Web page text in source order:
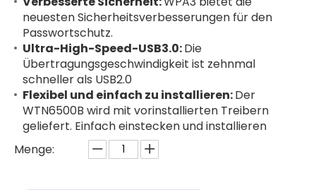
neuesten Sicherheitsverbesserungen für den
Passwortschutz.
Ultra-High-Speed-USB3.0:Die
Übertragungsgeschwindigkeit ist zehnmal
schneller als USB2.0
Flexibel und einfach zu installieren:Der
WTN6500B wird mit vorinstallierten Treibern
geliefert. Einfach einstecken und installieren
Menge: